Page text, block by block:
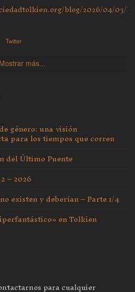
blog/2026/04/03/
Twitter
Mostrar más...
género: una visión
para los tiempos que corren
del Último Puente
– 2026
existen y deberían – Parte 1/4
en Tolkien
para cualquier